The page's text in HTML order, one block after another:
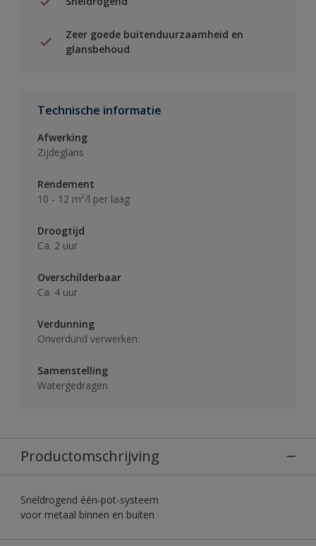
Zeer goede buitenduurzaamheid en
glansbehoud
Technische informatie
Afwerking
Zijdeglans
Rendement
10 - 12 m²/l per laag
Droogtijd
Ca. 2 uur
Overschilderbaar
Ca. 4 uur
Verdunning
Onverdund verwerken.
Samenstelling
Watergedragen
Productomschrijving
Sneldrogend één-pot-systeem
voor metaal binnen en buiten